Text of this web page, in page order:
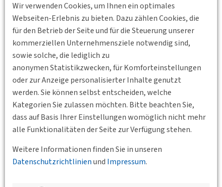
Wir verwenden Cookies, um Ihnen ein optimales
Webseiten-Erlebnis zu bieten. Dazu zählen Cookies, die
für den Betrieb der Seite und für die Steuerung unserer
kommerziellen Unternehmensziele notwendig sind,
sowie solche, die lediglich zu
anonymen Statistikzwecken, für Komforteinstellungen
oder zur Anzeige personalisierter Inhalte genutzt
werden. Sie können selbst entscheiden, welche
Kategorien Sie zulassen möchten. Bitte beachten Sie,
dass auf Basis Ihrer Einstellungen womöglich nicht mehr
alle Funktionalitäten der Seite zur Verfügung stehen.
Weitere Informationen finden Sie in unseren
Datenschutzrichtlinienund Impressum.
Möglichkeiten für Studierende und Forschende im
Themenfeld der Nachhaltigen Mobilität schafft. Deutschen
Verkehrswissenschaftlichen Gesellschaft (DVWG) ist eine
Vereinigung von Verkehrsfachleuten mit Hauptsitz in Berlin
und fördert den Austausch zwischen Wissenschaft, Wirtschaft
und Politik in allen Belangen des Verkehrs sowie den
verkehrswissenschaftlichen Nachwuchs.
A N M E L D U N G
Zurück